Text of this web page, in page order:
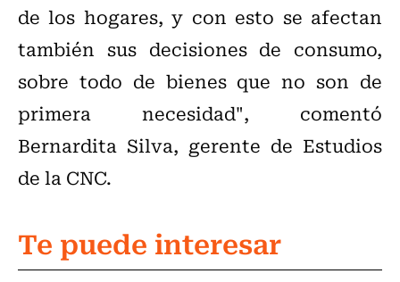
de los hogares, y con esto se afectan
también sus decisiones de consumo,
sobre todo de bienes que no son de
primera necesidad", comentó
Bernardita Silva, gerente de Estudios
de la CNC.
Te puede interesar